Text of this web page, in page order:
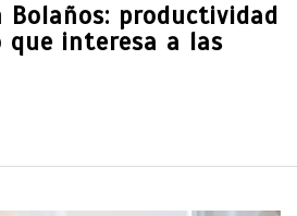
Bolaños: productividad
interesa a las